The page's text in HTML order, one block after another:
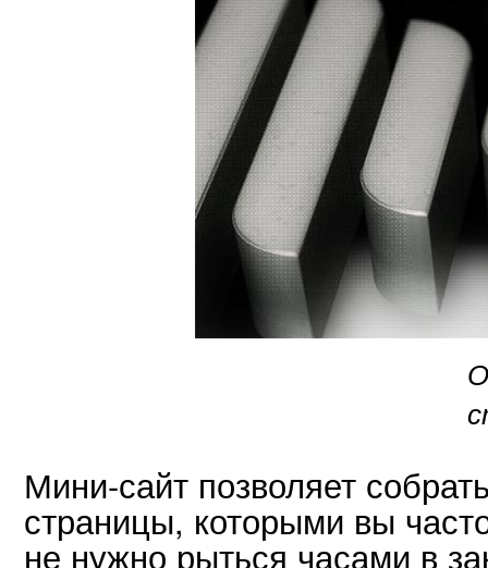
Мини-сайт позволяет
страницы, которыми вы
не нужно рыться часами в